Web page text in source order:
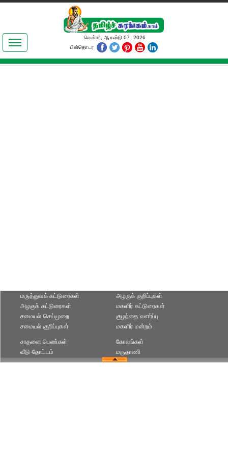
இலக்கியங்கள்
தமிழ் உலகம்
வெள்ளி, ஆகஸ்டு 07, 2026
பின்தொடர
மருத்துவக் கட்டுரைகள்
அழகுக் கட்டுரைகள்
அழகுக் குறிப்புகள்
மகளிர் கட்டுரைகள்
சமையல் செய்முறை
சமையல் குறிப்புகள்
குழந்தை வளர்ப்பு
மகளிர் மன்றம்
சாதனை பெண்கள்
வீடு-தோட்டம்
கோலங்கள்
மருதாணி